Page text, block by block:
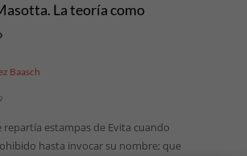
La teoría como
Baasch
repartía estampas de Evita cuando
hasta invocar su nombre; que